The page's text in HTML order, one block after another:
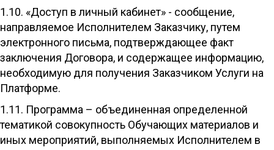
1.10. «Доступ в личный кабинет» - сообщение,
направляемое Исполнителем Заказчику, путем
электронного письма, подтверждающее факт
заключения Договора, и содержащее информацию,
необходимую для получения Заказчиком Услуги на
Платформе.
1.11. Программа – объединенная определенной
тематикой совокупность Обучающих материалов и
иных мероприятий, выполняемых Исполнителем в